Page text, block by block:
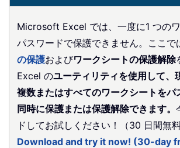
Microsoft Excel では、一度に1 つの
パスワードで保護できません。ここで
の保護およびワークシートの保護解除
Excel のユーティリティを使用して、
複数またはすべてのワークシートをパ
同時に保護または保護解除できます。
ドしてお試しください！（30 日間無
Download and try it now! (30-day